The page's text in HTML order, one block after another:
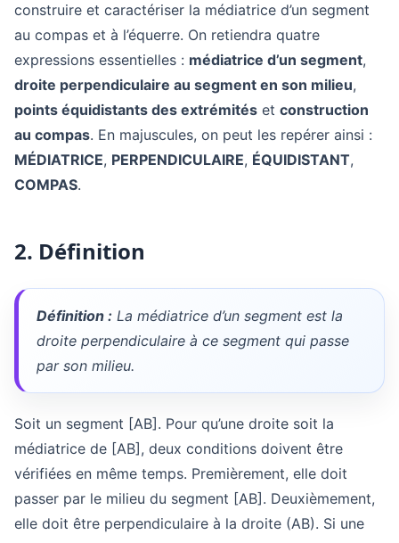
construire et caractériser la médiatrice d’un segment
au compas et à l’équerre. On retiendra quatre
expressions essentielles : médiatrice d’un segment,
droite perpendiculaire au segment en son milieu,
points équidistants des extrémités et construction
au compas. En majuscules, on peut les repérer ainsi :
MÉDIATRICE, PERPENDICULAIRE, ÉQUIDISTANT,
COMPAS.
2. Définition
Définition : La médiatrice d’un segment est la
droite perpendiculaire à ce segment qui passe
par son milieu.
Soit un segment [AB]. Pour qu’une droite soit la
médiatrice de [AB], deux conditions doivent être
vérifiées en même temps. Premièrement, elle doit
passer par le milieu du segment [AB]. Deuxièmement,
elle doit être perpendiculaire à la droite (AB). Si une